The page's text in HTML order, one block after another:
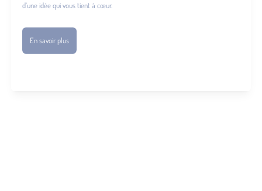
d’une idée qui vous tient à cœur.
En savoir plus